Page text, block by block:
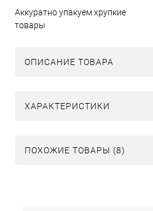
Аккуратно упакуем хрупкие
товары
ОПИСАНИЕ ТОВАРА
ХАРАКТЕРИСТИКИ
ПОХОЖИЕ ТОВАРЫ (8)